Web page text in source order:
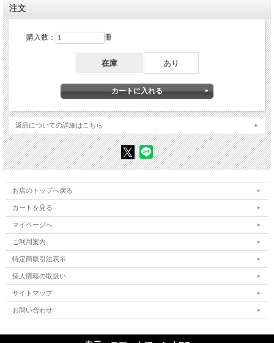
ュエル・トッド
の起源』）
フランス、そして世界で、今何が起きているか （『不均衡という病』）
ソ連崩壊の予言とマルクス （『最後の転落』）
ユーロ危機と「アラブの春」の行方 （『アラブ革命はなぜ起きたか』）
人口動態から見るイスラム諸国の民主化 （『文明の接近』）
ニュエル・トッド＋三神万里子
対談を終えて 三神万里子
〈補〉トッドの新著『シャルリーとはだれか？』（2015年刊）をめぐって石
崎晴己
解説石崎晴己
編訳者あとがき
関連情報
私がますます熟考を促されるものの一つは、私の日本との関係なのである。私は日
本語を話さないから、それは逆説的な関係である。私は日本の家族構造の歴史や、
いくつかの専門的なことは熟知しているにしても、日本のことをあまり知らない。
しかし日本は、私の生活の中で、これまで予想もされなかった位置を占めるように
なったのである。どのような位置か、いずれ理解する必要があるだろう。日本は、
（〈日本の読者へ〉より）
注文
購入数： 冊
在庫 あり
返品についての詳細はこちら
お店のトップへ戻る
カートを見る
マイページへ
ご利用案内
特定商取引法表示
個人情報の取扱い
サイトマップ
お問い合わせ